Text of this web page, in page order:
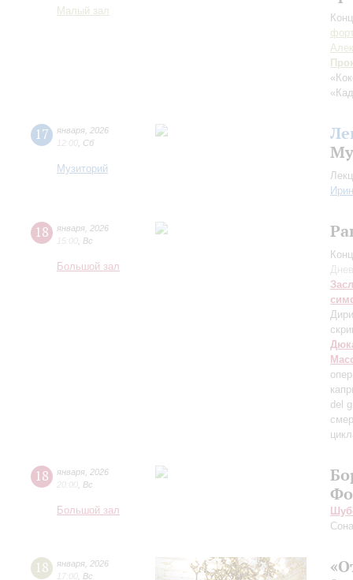
Малый зал
17 января 2026
12:00 Сб
Музиторий
18 января 2026
15:00 Вс
Большой зал
del
18 января 2026
20:00 Вс
Большой зал
18 января 2026
17:00 Вс